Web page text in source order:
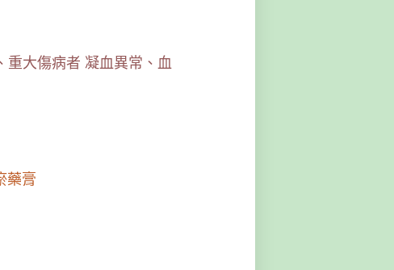
重大傷病者 凝血異常、血
藥膏